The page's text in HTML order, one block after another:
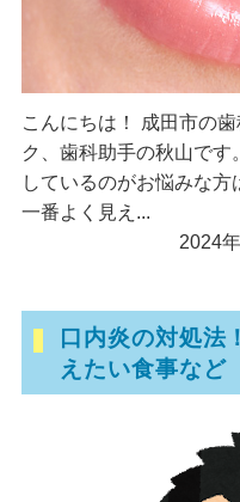
こんにちは！ 成田市の
ク、歯科助手の秋山で
しているのがお悩みな
一番よく見え...
2024
口内炎の対処法
えたい食事など